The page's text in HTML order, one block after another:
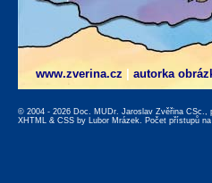
www.zverina.cz autorka
© 2004 - 2026 Doc. MUDr. Jaroslav Zvěřina CSc.,
XHTML & CSS by Lubor Mrázek. Počet přístupů